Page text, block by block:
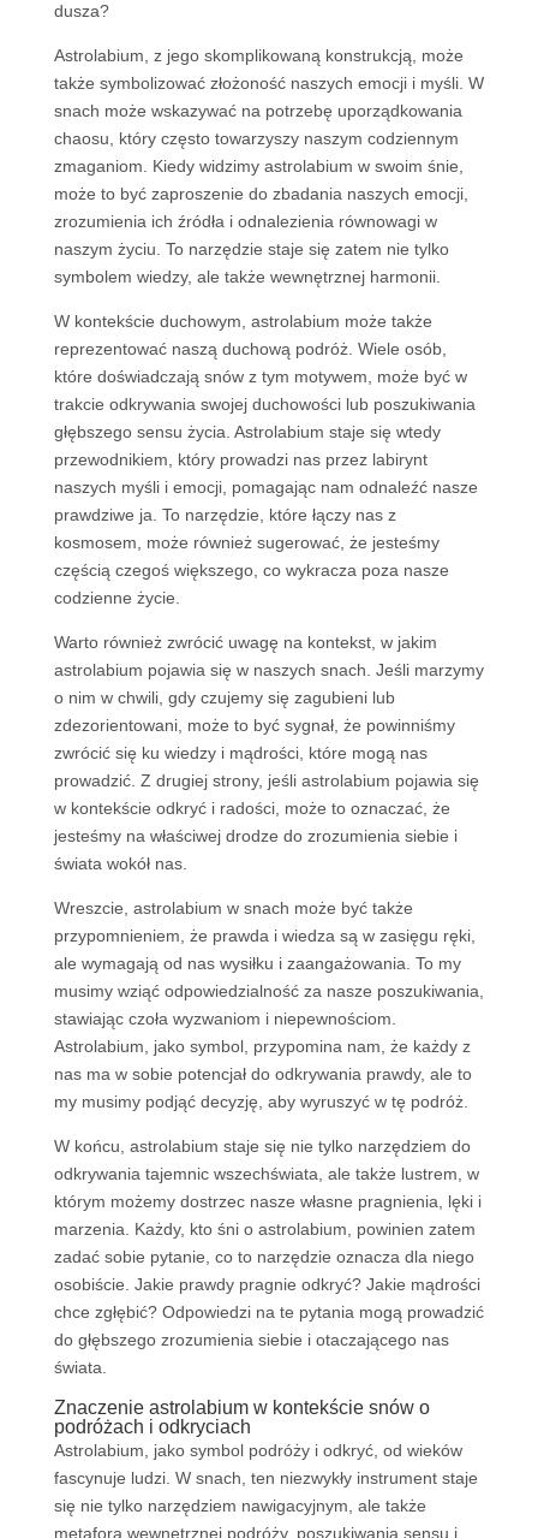
dusza?
Astrolabium, z jego skomplikowaną konstrukcją, może
także symbolizować złożoność naszych emocji i myśli. W
snach może wskazywać na potrzebę uporządkowania
chaosu, który często towarzyszy naszym codziennym
zmaganiom. Kiedy widzimy astrolabium w swoim śnie,
może to być zaproszenie do zbadania naszych emocji,
zrozumienia ich źródła i odnalezienia równowagi w
naszym życiu. To narzędzie staje się zatem nie tylko
symbolem wiedzy, ale także wewnętrznej harmonii.
W kontekście duchowym, astrolabium może także
reprezentować naszą duchową podróż. Wiele osób,
które doświadczają snów z tym motywem, może być w
trakcie odkrywania swojej duchowości lub poszukiwania
głębszego sensu życia. Astrolabium staje się wtedy
przewodnikiem, który prowadzi nas przez labirynt
naszych myśli i emocji, pomagając nam odnaleźć nasze
prawdziwe ja. To narzędzie, które łączy nas z
kosmosem, może również sugerować, że jesteśmy
częścią czegoś większego, co wykracza poza nasze
codzienne życie.
Warto również zwrócić uwagę na kontekst, w jakim
astrolabium pojawia się w naszych snach. Jeśli marzymy
o nim w chwili, gdy czujemy się zagubieni lub
zdezorientowani, może to być sygnał, że powinniśmy
zwrócić się ku wiedzy i mądrości, które mogą nas
prowadzić. Z drugiej strony, jeśli astrolabium pojawia się
w kontekście odkryć i radości, może to oznaczać, że
jesteśmy na właściwej drodze do zrozumienia siebie i
świata wokół nas.
Wreszcie, astrolabium w snach może być także
przypomnieniem, że prawda i wiedza są w zasięgu ręki,
ale wymagają od nas wysiłku i zaangażowania. To my
musimy wziąć odpowiedzialność za nasze poszukiwania,
stawiając czoła wyzwaniom i niepewnościom.
Astrolabium, jako symbol, przypomina nam, że każdy z
nas ma w sobie potencjał do odkrywania prawdy, ale to
my musimy podjąć decyzję, aby wyruszyć w tę podróż.
W końcu, astrolabium staje się nie tylko narzędziem do
odkrywania tajemnic wszechświata, ale także lustrem, w
którym możemy dostrzec nasze własne pragnienia, lęki i
marzenia. Każdy, kto śni o astrolabium, powinien zatem
zadać sobie pytanie, co to narzędzie oznacza dla niego
osobiście. Jakie prawdy pragnie odkryć? Jakie mądrości
chce zgłębić? Odpowiedzi na te pytania mogą prowadzić
do głębszego zrozumienia siebie i otaczającego nas
świata.
Znaczenie astrolabium w kontekście snów o
podróżach i odkryciach
Astrolabium, jako symbol podróży i odkryć, od wieków
fascynuje ludzi. W snach, ten niezwykły instrument staje
się nie tylko narzędziem nawigacyjnym, ale także
metaforą wewnętrznej podróży, poszukiwania sensu i